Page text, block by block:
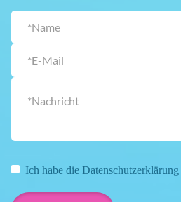
Ich habe die Datenschutzerklärung